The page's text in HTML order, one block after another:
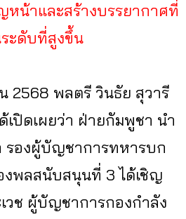
หน้าและสร้างบรรยากาศที่
ระดับที่สูงขึ้น
2568 พลตรี วินธัย สุวารี
ปิดเผยว่า ฝ่ายกัมพูชา นำ
รองผู้บัญชาการทหารบก
พลสนับสนุนที่ 3 ได้เชิญ
วช ผู้บัญชาการกองกำลัง